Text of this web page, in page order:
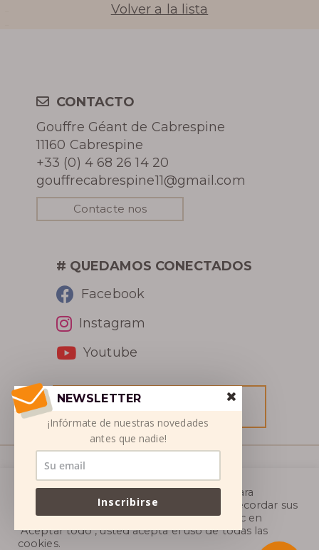
HISTORIA
BIBLIOTECA DE FOTOS
REVISTA DE PRENSA
RECOMPENSAS
Volver a la lista
CONTACTO
Gouffre Géant de Cabrespine
11160 Cabrespine
+33 (0) 4 68 26 14 20
gouffrecabrespine11@gmail.com
Contacte nos
RESERVA
# QUEDAMOS CONECTADOS
Facebook
Instagram
Youtube
© SETSN 2026
Condiciones de
Venta|Protección de Datos Personales|Socios
Utilizamos cookies en nuestro sitio web para
ofrecerle la experiencia más relevante al recordar sus
preferencias y visitas repetidas. Al hacer clic en
"Aceptar todo", usted acepta el uso de todas las
cookies.
NEWSLETTER
¡Infórmate de nuestras novedades
antes que nadie!
Inscribirse